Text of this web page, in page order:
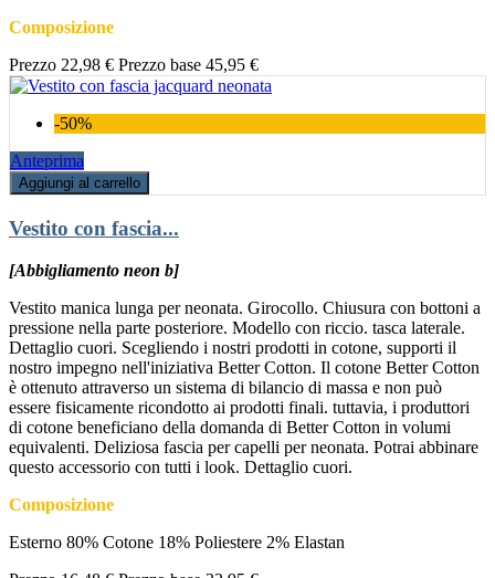
Composizione
Prezzo 22,98 € Prezzo base 45,95 €
-50%
Anteprima
Aggiungi al carrello
Vestito con fascia...
[Abbigliamento neon b]
Vestito manica lunga per neonata. Girocollo. Chiusura con bottoni a
pressione nella parte posteriore. Modello con riccio. tasca laterale.
Dettaglio cuori. Scegliendo i nostri prodotti in cotone, supporti il
nostro impegno nell'iniziativa Better Cotton. Il cotone Better Cotton
è ottenuto attraverso un sistema di bilancio di massa e non può
essere fisicamente ricondotto ai prodotti finali. tuttavia, i produttori
di cotone beneficiano della domanda di Better Cotton in volumi
equivalenti. Deliziosa fascia per capelli per neonata. Potrai abbinare
questo accessorio con tutti i look. Dettaglio cuori.
Composizione
Esterno 80% Cotone 18% Poliestere 2% Elastan